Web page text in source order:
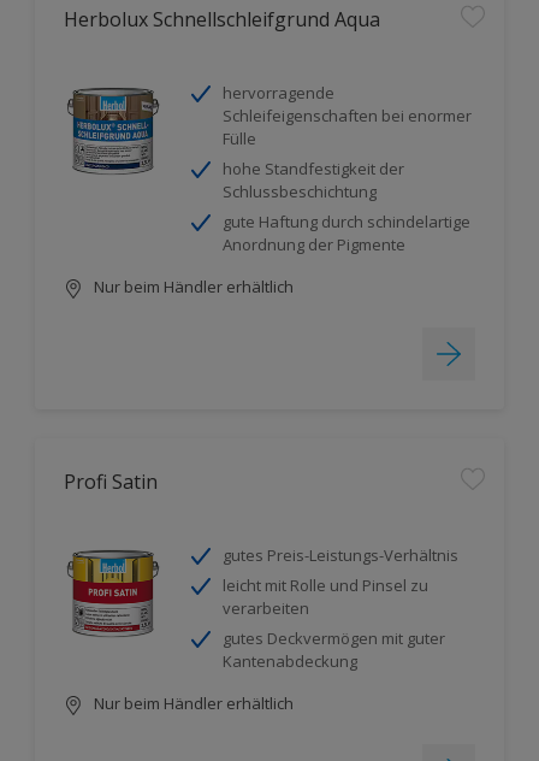
Herbolux Schnellschleifgrund Aqua
hervorragende
Schleifeigenschaften bei enormer
Fülle
hohe Standfestigkeit der
Schlussbeschichtung
gute Haftung durch schindelartige
Anordnung der Pigmente
Nur beim Händler erhältlich
Profi Satin
gutes Preis-Leistungs-Verhältnis
leicht mit Rolle und Pinsel zu
verarbeiten
gutes Deckvermögen mit guter
Kantenabdeckung
Nur beim Händler erhältlich